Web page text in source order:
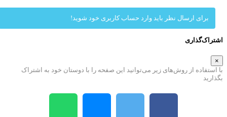
برای ارسال نظر باید وارد حساب کاربری خود شوید!
از روش‌های زیر می‌توانید این صفحه را با دوستان خود به اشتراک